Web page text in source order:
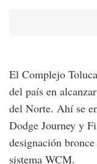
El Complejo
del país en
del Norte. Ahí se
Dodge Journey y
designación
sistema WCM.